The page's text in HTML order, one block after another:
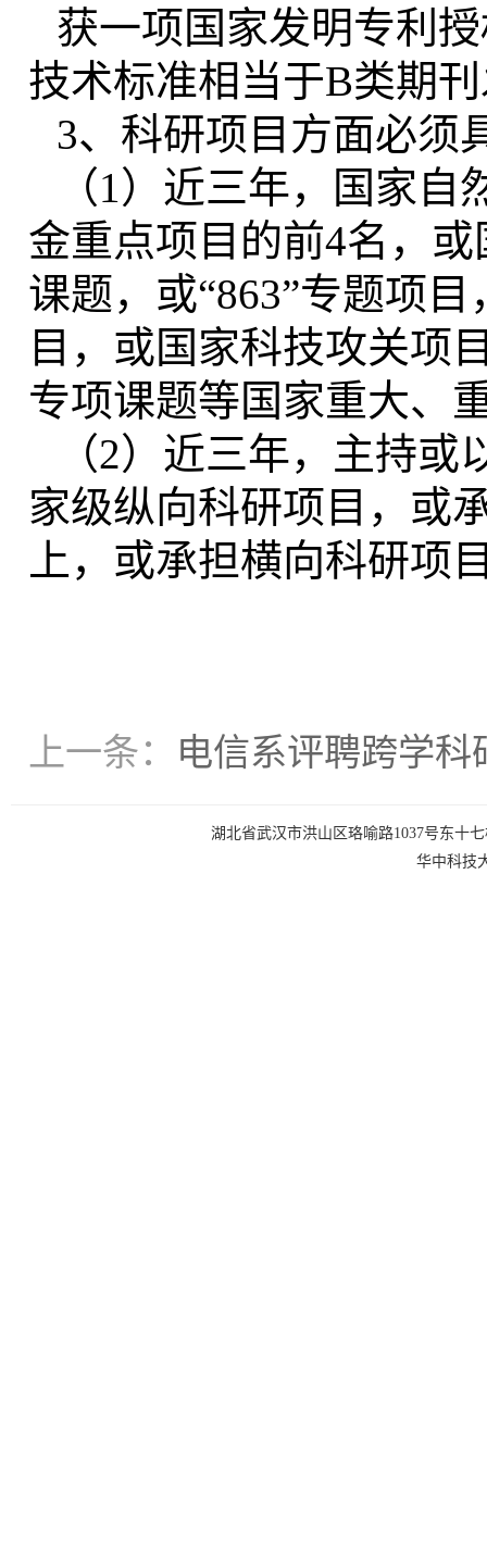
获一项国家发明专利
技术标准相当于B类期
3、科研项目方面必须
（1）近三年，国家
金重点项目的前4名，
课题，或“863”专题项
目，或国家科技攻关项
专项课题等国家重大、
（2）近三年，主持
家级纵向科研项目，或
上，或承担横向科研项
上一条： 电信系评聘跨学
湖北省武汉市洪山区珞喻路1037号东十
华中科技